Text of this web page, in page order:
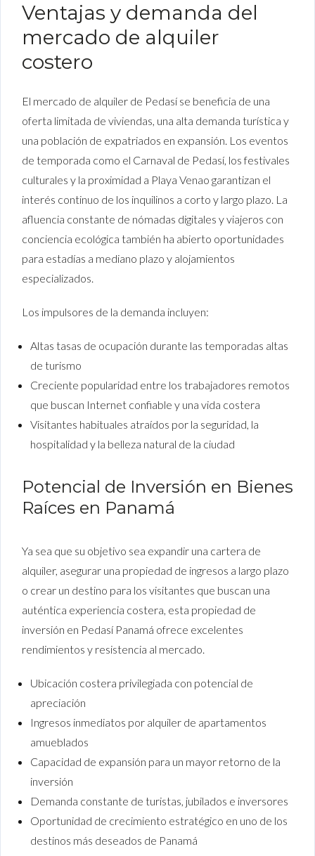
Ventajas y demanda del
mercado de alquiler
costero
El mercado de alquiler de Pedasí se beneficia de una
oferta limitada de viviendas, una alta demanda turística y
una población de expatriados en expansión. Los eventos
de temporada como el Carnaval de Pedasí, los festivales
culturales y la proximidad a Playa Venao garantizan el
interés continuo de los inquilinos a corto y largo plazo. La
afluencia constante de nómadas digitales y viajeros con
conciencia ecológica también ha abierto oportunidades
para estadías a mediano plazo y alojamientos
especializados.
Los impulsores de la demanda incluyen:
Altas tasas de ocupación durante las temporadas altas
de turismo
Creciente popularidad entre los trabajadores remotos
que buscan Internet confiable y una vida costera
Visitantes habituales atraídos por la seguridad, la
hospitalidad y la belleza natural de la ciudad
Potencial de Inversión en Bienes
Raíces en Panamá
Ya sea que su objetivo sea expandir una cartera de
alquiler, asegurar una propiedad de ingresos a largo plazo
o crear un destino para los visitantes que buscan una
auténtica experiencia costera, esta propiedad de
inversión en Pedasí Panamá ofrece excelentes
rendimientos y resistencia al mercado.
Ubicación costera privilegiada con potencial de
apreciación
Ingresos inmediatos por alquiler de apartamentos
amueblados
Capacidad de expansión para un mayor retorno de la
inversión
Demanda constante de turistas, jubilados e inversores
Oportunidad de crecimiento estratégico en uno de los
destinos más deseados de Panamá